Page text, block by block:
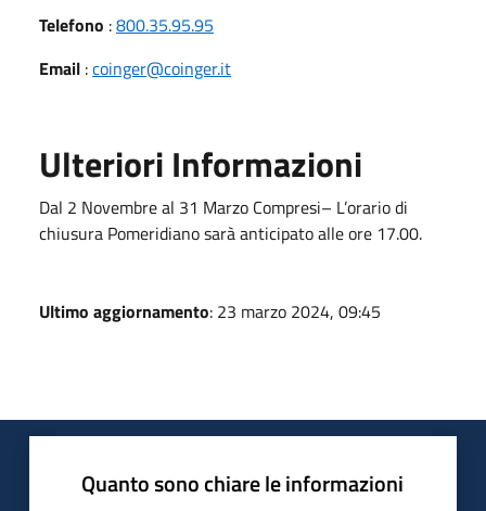
Telefono :800.35.95.95
Email :coinger@coinger.it
Ulteriori Informazioni
Dal 2 Novembre al 31 Marzo Compresi– L’orario di
chiusura Pomeridiano sarà anticipato alle ore 17.00.
Ultimo aggiornamento: 23 marzo 2024, 09:45
Quanto sono chiare le informazioni